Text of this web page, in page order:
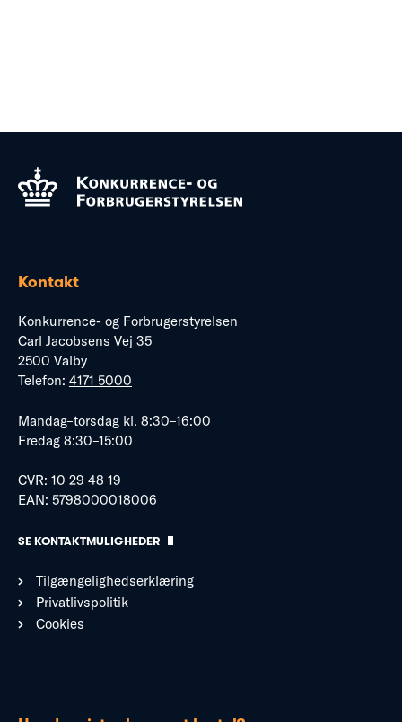
Kontakt
Konkurrence- og Forbrugerstyrelsen
Carl Jacobsens Vej 35
2500 Valby
Telefon: 4171 5000
Mandag–torsdag kl. 8:30–16:00
Fredag 8:30–15:00
CVR: 10 29 48 19
EAN: 5798000018006
SE KONTAKTMULIGHEDER
Tilgængelighedserklæring
Privatlivspolitik
Cookies